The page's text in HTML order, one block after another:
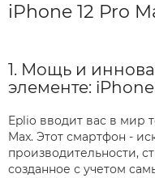
iPhone 12 Pro
1. Мощь и
элементе:
Eplio вводит вас в мир
Max. Этот смартфон -
производительности,
созданное с учетом